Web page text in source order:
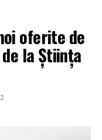
oferite de
la Știința